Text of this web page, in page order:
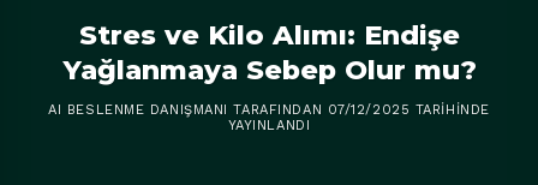
Stres ve Kilo Alımı: Endişe
Yağlanmaya Sebep Olur mu?
AI BESLENME DANIŞMANI TARAFINDAN 07/12/2025 TARIHINDE
YAYINLANDI